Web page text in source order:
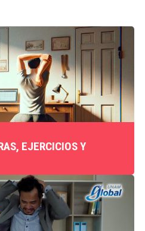
EJERCICIOS Y